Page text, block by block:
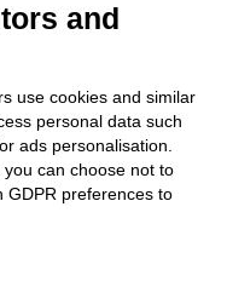
Iniziale figurata,
and
use cookies and similar
personal data such
ads personalisation.
can choose not to
GDPR preferences to